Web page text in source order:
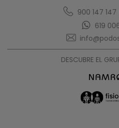
900 147
619
DESCUBRE EL